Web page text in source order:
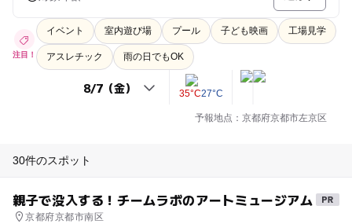
注目！
イベント 室内遊び場 プール 子ども映画 工場見学
アスレチック 雨の日でもOK
35°C27°C
予報地点：京都府京都市左京区
30件のスポット
親子で没入する！チームラボのアートミュージアム
京都府京都市南区